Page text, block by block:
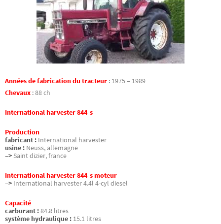
Années de fabrication du tracteur : 1975 – 1989
Chevaux :88 ch
International harvester 844-s
Production
fabricant : International harvester
usine : Neuss, allemagne
–> Saint dizier, france
International harvester 844-s moteur
–> International harvester 4.4l 4-cyl diesel
Capacité
carburant :84.8 litres
système hydraulique : 15.1 litres